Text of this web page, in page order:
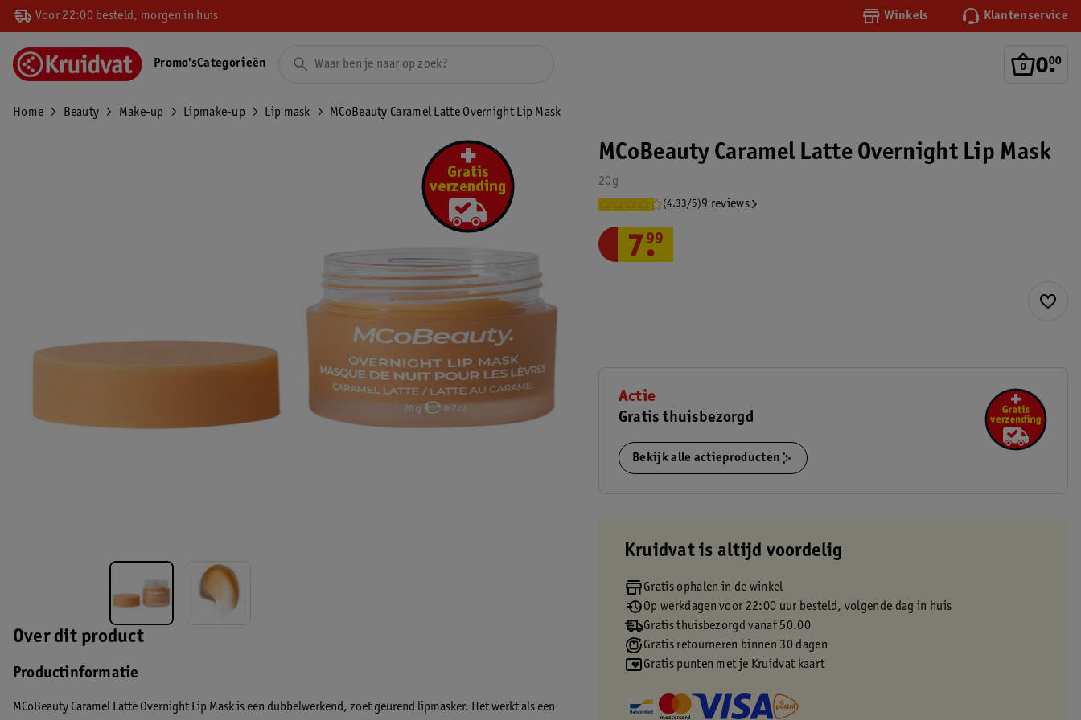
Voor 22:00 besteld, morgen in huis Winkels Klantenservice
0.
00
Promo'sCategorieën
Home Beauty Make-up Lipmake-up Lip mask MCoBeauty Caramel Latte Overnight Lip Mask
Over dit product
Productinformatie
MCoBeauty Caramel Latte Overnight Lip Mask is een dubbelwerkend, zoet geurend lipmasker. Het werkt als een
MCoBeauty Caramel Latte Overnight Lip Mask
20g
(4.33/5)9 reviews
7.
99
Actie
Gratis thuisbezorgd
Bekijk alle actieproducten
Kruidvat is altijd voordelig
Gratis ophalen in de winkel
Op werkdagen voor 22:00 uur besteld, volgende dag in huis
Gratis thuisbezorgd vanaf 50.00
Gratis retourneren binnen 30 dagen
Gratis punten met je Kruidvat kaart